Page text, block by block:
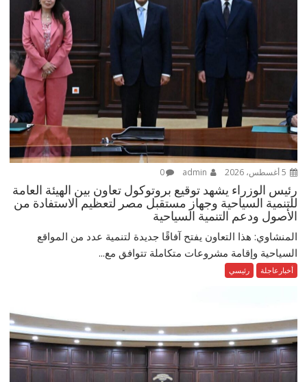
0
رئيس الوزراء يشهد توقيع بروتوكول تعاون بين الهيئة العامة
للتنمية السياحية وجهاز مستقبل مصر لتعظيم الاستفادة من
الأصول ودعم التنمية السياحية
المنشاوي: هذا التعاون يفتح آفاقًا جديدة لتنمية عدد من المواقع
السياحية وإقامة مشروعات متكاملة تتوافق مع...
أخبارعاجلة رئيسي